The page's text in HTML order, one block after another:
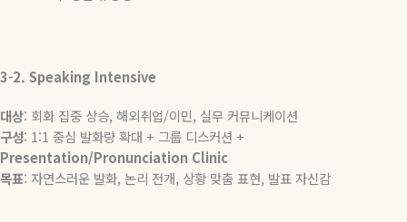
3-2. Speaking Intensive
대상: 회화 집중 상승, 해외취업/이민, 실무 커뮤니케이션
구성: 1:1 중심 발화량확대 + 그룹 디스커션 +
Presentation/Pronunciation Clinic
목표: 자연스러운 발화, 논리 전개, 상황 맞춤 표현, 발표자신감